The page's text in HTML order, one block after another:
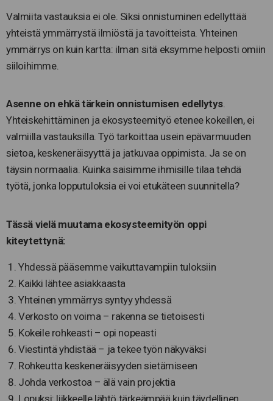
Valmiita vastauksia ei ole. Siksi onnistuminen edellyttää
yhteistä ymmärrystä ilmiöstä ja tavoitteista. Yhteinen
ymmärrys on kuin kartta: ilman sitä eksymme helposti omiin
siiloihimme.
Asenne on ehkä tärkein onnistumisen edellytys.
Yhteiskehittäminen ja ekosysteemityö etenee kokeillen, ei
valmiilla vastauksilla. Työ tarkoittaa usein epävarmuuden
sietoa, keskeneräisyyttä ja jatkuvaa oppimista. Ja se on
täysin normaalia. Kuinka saisimme ihmisille tilaa tehdä
työtä, jonka lopputuloksia ei voi etukäteen suunnitella?
Tässä vielä muutama ekosysteemityön oppi
kiteytettynä:
Yhdessä pääsemme vaikuttavampiin tuloksiin
Kaikki lähtee asiakkaasta
Yhteinen ymmärrys syntyy yhdessä
Verkosto on voima – rakenna se tietoisesti
Kokeile rohkeasti – opi nopeasti
Viestintä yhdistää – ja tekee työn näkyväksi
Rohkeutta keskeneräisyyden sietämiseen
Johda verkostoa – älä vain projektia
Lopuksi: liikkeelle lähtö tärkeämpää kuin täydellinen